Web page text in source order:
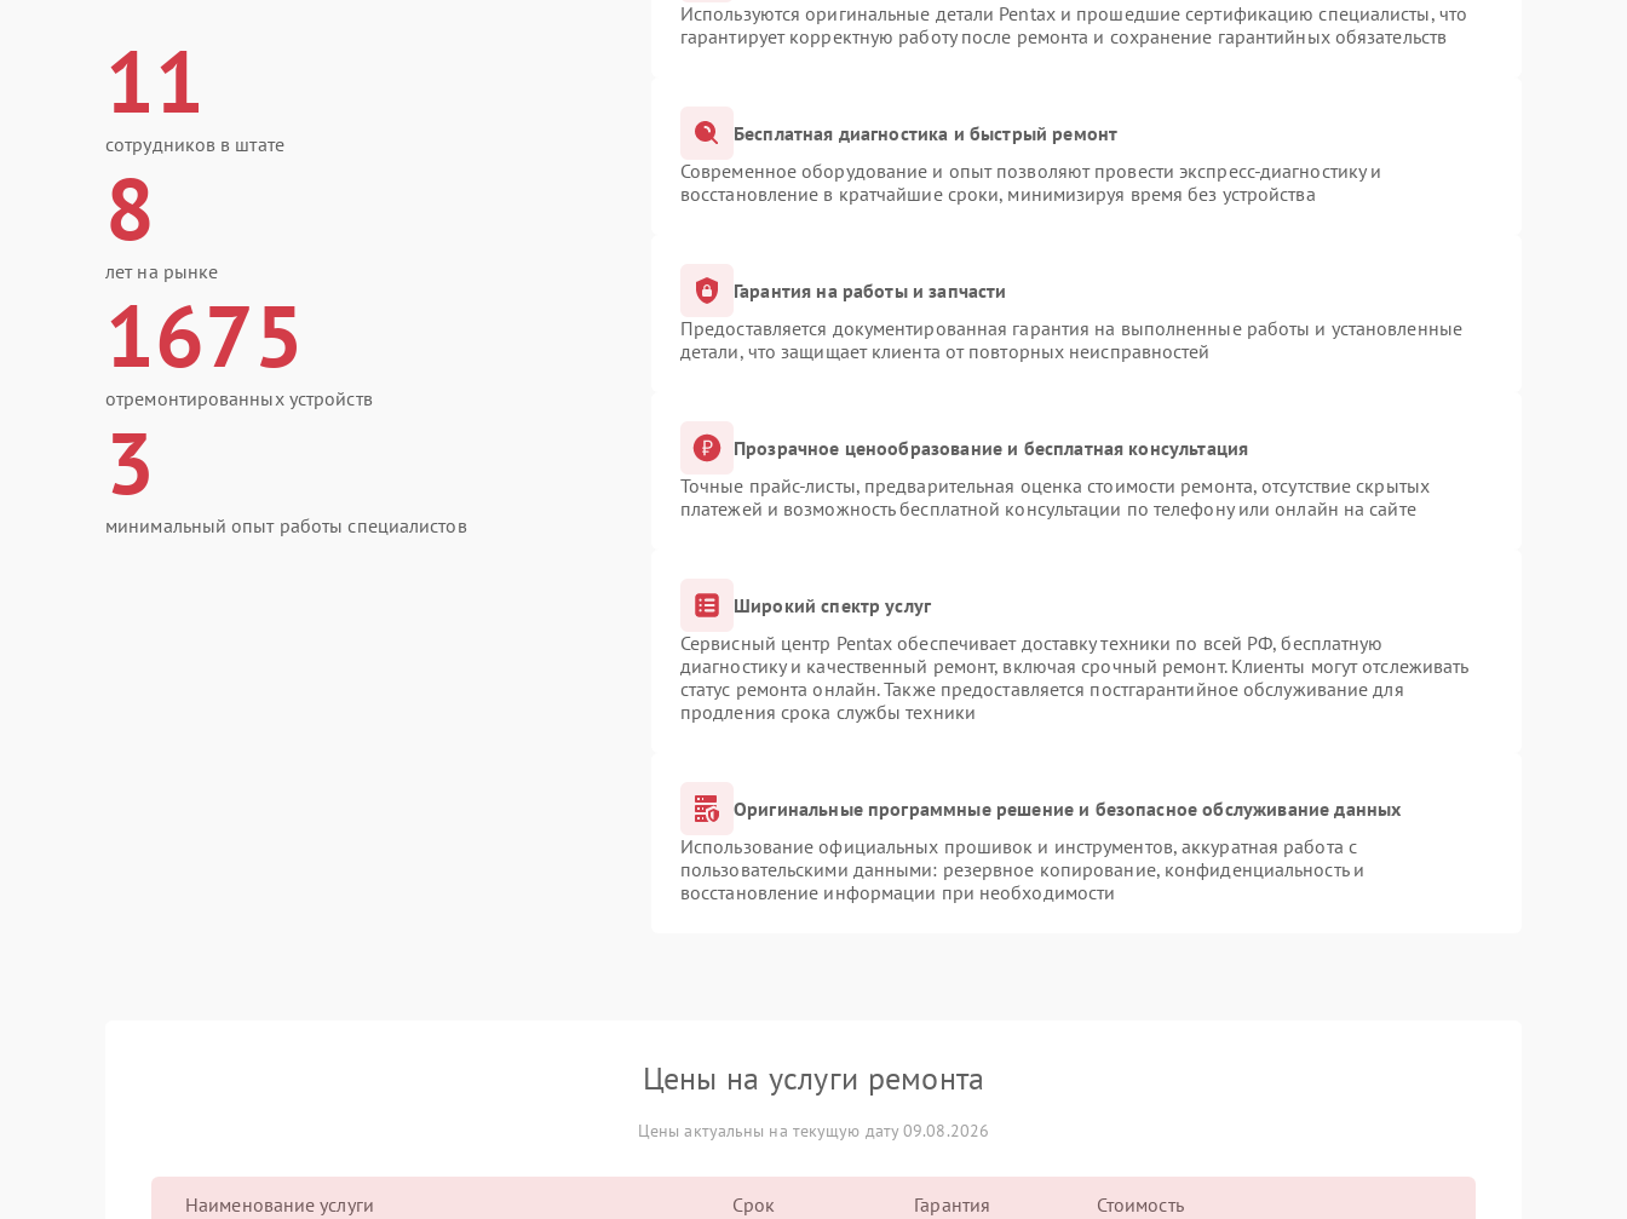
11
сотрудников в штате
8
лет на рынке
1675
отремонтированных устройств
3
минимальный опыт работы специалистов
Используются оригинальные детали Pentax и прошедшие сертификацию специалисты, что
гарантирует корректную работу после ремонта и сохранение гарантийных обязательств
Бесплатная диагностика и быстрый ремонт
Современное оборудование и опыт позволяют провести экспресс-диагностику и
восстановление в кратчайшие сроки, минимизируя время без устройства
Гарантия на работы и запчасти
Предоставляется документированная гарантия на выполненные работы и установленные
детали, что защищает клиента от повторных неисправностей
Прозрачное ценообразование и бесплатная консультация
Точные прайс-листы, предварительная оценка стоимости ремонта, отсутствие скрытых
платежей и возможность бесплатной консультации по телефону или онлайн на сайте
Широкий спектр услуг
Сервисный центр Pentax обеспечивает доставку техники по всей РФ, бесплатную
диагностику и качественный ремонт, включая срочный ремонт. Клиенты могут отслеживать
статус ремонта онлайн. Также предоставляется постгарантийное обслуживание для
продления срока службы техники
Оригинальные программные решение и безопасное обслуживание данных
Использование официальных прошивок и инструментов, аккуратная работа с
пользовательскими данными: резервное копирование, конфиденциальность и
восстановление информации при необходимости
Цены на услуги ремонта
Цены актуальны на текущую дату 09.08.2026
Наименование услуги Срок Гарантия Стоимость